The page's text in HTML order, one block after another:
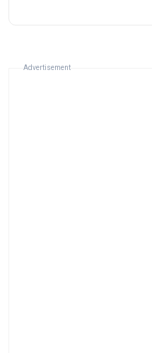
Advertisement